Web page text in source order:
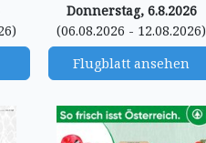
Donnerstag, 6.8.2026
(06.08.2026 - 12.08.2026)
Flugblatt ansehen